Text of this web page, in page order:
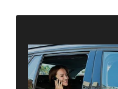
expérience, votre
vous assure des
sécurisés, dans un